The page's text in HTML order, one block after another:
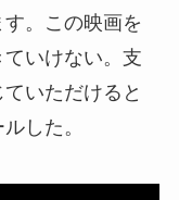
。この映画を
いけない。支
いただけると
した。